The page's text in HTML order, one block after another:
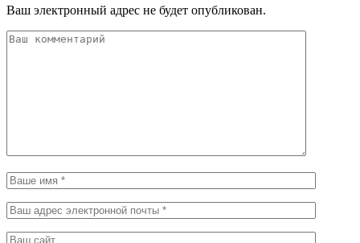
Ваш электронный адрес не будет опубликован.